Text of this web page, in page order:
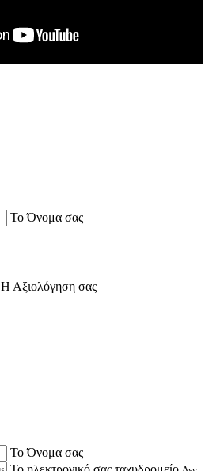
Το Όνομα σας
Η Αξιολόγηση σας
Το Όνομα σας